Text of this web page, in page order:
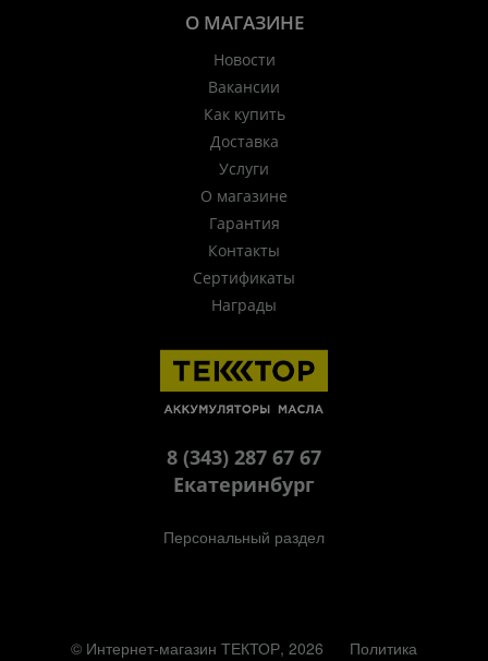
О МАГАЗИНЕ
Новости
Вакансии
Как купить
Доставка
Услуги
О магазине
Гарантия
Контакты
Сертификаты
Награды
8 (343) 287 67 67
Екатеринбург
Персональный раздел
© Интернет-магазин ТЕКТОР, 2026
Политика